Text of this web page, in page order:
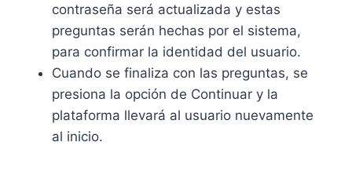
contraseña será actualizada y estas
preguntas serán hechas por el sistema,
para confirmar la identidad del usuario.
Cuando se finaliza con las preguntas, se
presiona la opción de Continuar y la
plataforma llevará al usuario nuevamente
al inicio.